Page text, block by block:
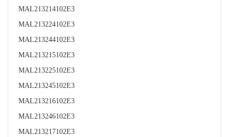
MAL213214102E3
MAL213224102E3
MAL213244102E3
MAL213215102E3
MAL213225102E3
MAL213245102E3
MAL213216102E3
MAL213246102E3
MAL213217102E3